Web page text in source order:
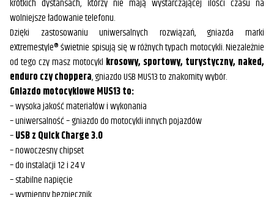
krótkich dystansach, którzy nie mają wystarczającej ilości czasu na
wolniejsze ładowanie telefonu.
Dzięki zastosowaniu uniwersalnych rozwiązań, gniazda marki
eXtremestyle® świetnie spisują się w różnych typach motocykli. Niezależnie
od tego czy masz motocykl krosowy, sportowy, turystyczny, naked,
enduro czy choppera, gniazdo USB MUS13 to znakomity wybór.
Gniazdo motocyklowe MUS13 to:
– wysoka jakość materiałów i wykonania
– uniwersalność – gniazdo do motocykli innych pojazdów
–USB z Quick Charge 3.0
– nowoczesny chipset
– do instalacji 12 i 24 V
– stabilne napięcie